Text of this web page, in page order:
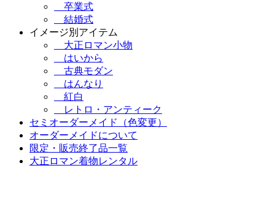
卒業式
結婚式
イメージ別アイテム
大正ロマン小物
はいから
古典モダン
はんなり
紅白
レトロ・アンティーク
セミオーダーメイド（色変更）
オーダーメイドについて
限定・販売終了品一覧
大正ロマン着物レンタル